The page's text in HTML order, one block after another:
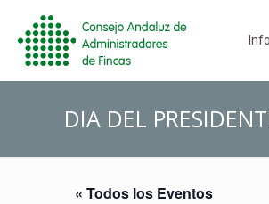
DIA DEL
« Todos los Eventos